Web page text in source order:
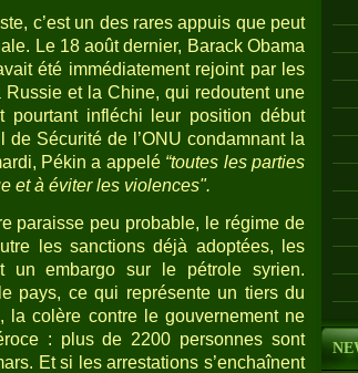
c’est un des rares appuis que peut
Le 18 août dernier, Barack Obama
été immédiatement rejoint par les
et la Chine, qui redoutent une
pourtant infléchi leur position début
Sécurité de l’ONU condamnant la
Pékin a appelé “toutes les parties
et à éviter les violences".
paraisse peu probable, le régime de
les sanctions déjà adoptées, les
un embargo sur le pétrole syrien.
pays, ce qui représente un tiers du
la colère contre le gouvernement ne
: plus de 2200 personnes sont
Et si les arrestations s’enchaînent